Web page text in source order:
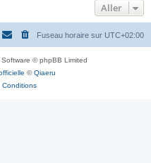
Aller
Fuseau horaire sur UTC+02:00
© phpBB Limited
©Qiaeru
Conditions